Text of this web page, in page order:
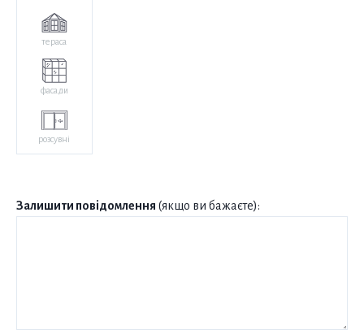
тераса
фасади
розсувні
Залишити повідомлення (якщо ви бажаєте):